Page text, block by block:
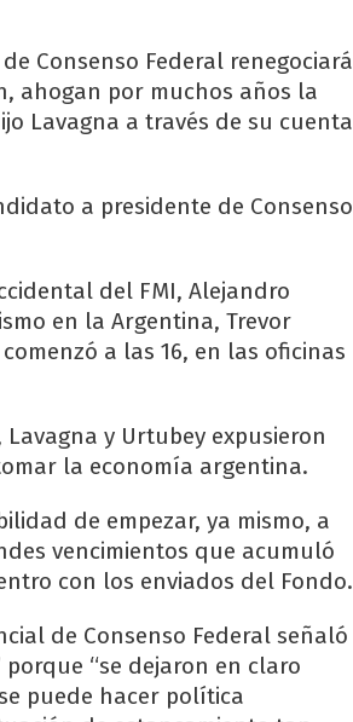
Consenso Federal renegociará
ahogan por muchos años la
Lavagna a través de su cuenta
a presidente de Consenso
del FMI, Alejandro
en la Argentina, Trevor
a las 16, en las oficinas
y Urtubey expusieron
la economía argentina.
de empezar, ya mismo, a
vencimientos que acumuló
con los enviados del Fondo.
de Consenso Federal señaló
“se dejaron en claro
puede hacer política